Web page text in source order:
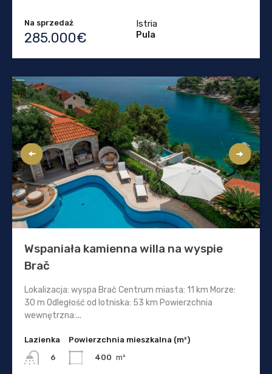
Na sprzedaż
285.000€
Istria
Pula
Wspaniała kamienna willa na wyspie
Brač
Lokalizacja: wyspa Brač Centrum miasta: 11 km Morze:
30 m Odległość od lotniska: 53 km Powierzchnia
wewnętrzna:...
Lazienka
6
Powierzchnia mieszkalna (m²)
400 m²